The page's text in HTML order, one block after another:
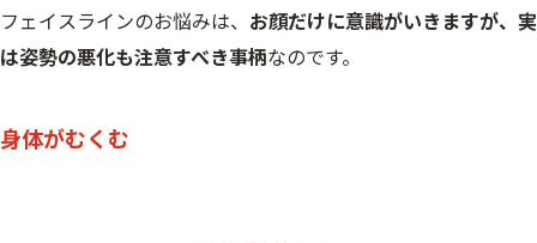
フェイスラインのお悩みは、 お顔だけに意識がいきますが、実
は姿勢の悪化も注意すべき事柄なのです。
身体がむくむ